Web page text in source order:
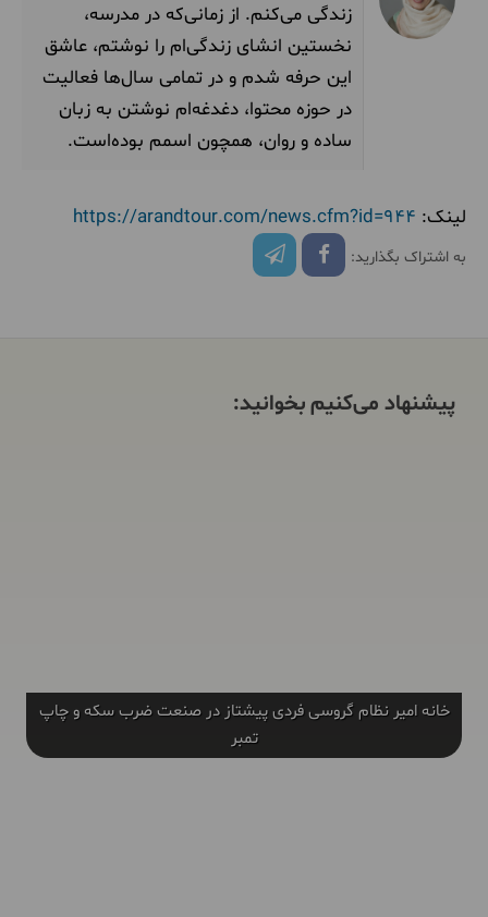
زندگی می‌کنم. از زمانی‌که در مدرسه،
نخستین انشای‌ زندگی‌ام را نوشتم، عاشق
این حرفه شدم و در تمامی سال‌ها فعالیت
در حوزه محتوا، دغدغه‌ام نوشتن به زبان
ساده و روان، همچون اسمم بوده‌است.
لینک: https://arandtour.com/news.cfm?id=944
به اشتراک بگذارید:
پیشنهاد می‌کنیم بخوانید:
خانه امیر نظام گروسی فردی پیشتاز در صنعت ضرب سکه و چاپ
تمبر